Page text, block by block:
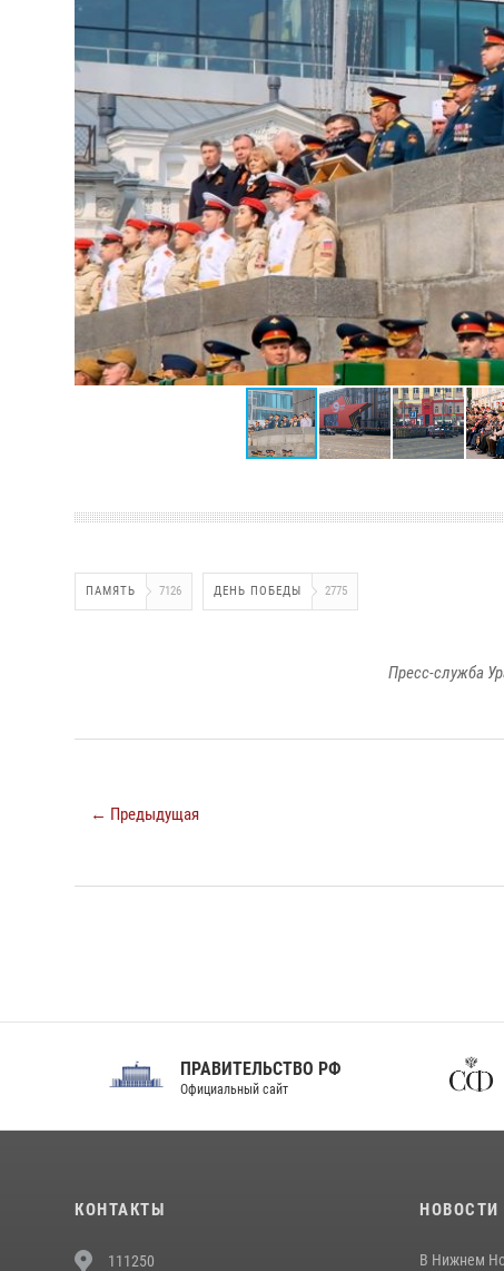
ПАМЯТЬ 7126 ДЕНЬ ПОБЕДЫ 2775
Пресс-служба
← Предыдущая
ПРАВИТЕЛЬСТВО РФ
Официальный сайт
КОНТАКТЫ
111250
НОВОСТИ
В Нижнем